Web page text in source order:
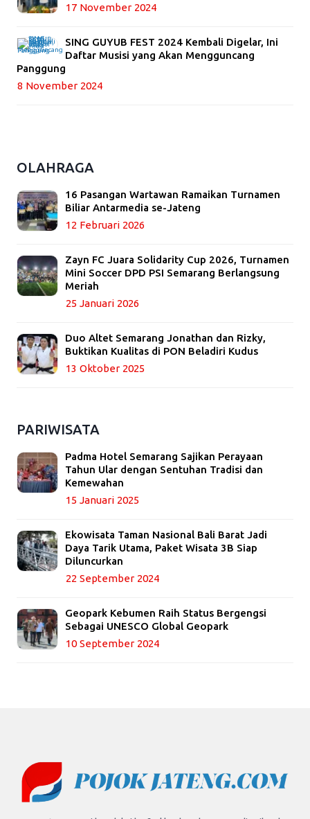
17 November 2024
SING GUYUB FEST 2024 Kembali Digelar, Ini
Daftar Musisi yang Akan Mengguncang
Panggung
8 November 2024
OLAHRAGA
16 Pasangan Wartawan Ramaikan Turnamen
Biliar Antarmedia se-Jateng
12 Februari 2026
Zayn FC Juara Solidarity Cup 2026, Turnamen
Mini Soccer DPD PSI Semarang Berlangsung
Meriah
25 Januari 2026
Duo Altet Semarang Jonathan dan Rizky,
Buktikan Kualitas di PON Beladiri Kudus
13 Oktober 2025
PARIWISATA
Padma Hotel Semarang Sajikan Perayaan
Tahun Ular dengan Sentuhan Tradisi dan
Kemewahan
15 Januari 2025
Ekowisata Taman Nasional Bali Barat Jadi
Daya Tarik Utama, Paket Wisata 3B Siap
Diluncurkan
22 September 2024
Geopark Kebumen Raih Status Bergengsi
Sebagai UNESCO Global Geopark
10 September 2024